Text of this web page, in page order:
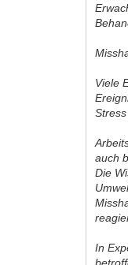
Viele
auch
Die
In